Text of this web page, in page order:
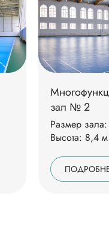
зал № 2
Размер
Высота: 8,4 м